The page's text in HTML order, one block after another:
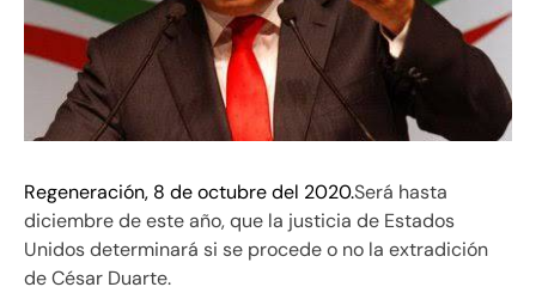
Regeneración, 8 de octubre del 2020.Será hasta
diciembre de este año, que la justicia de Estados
Unidos determinará si se procede o no la extradición
de César Duarte.